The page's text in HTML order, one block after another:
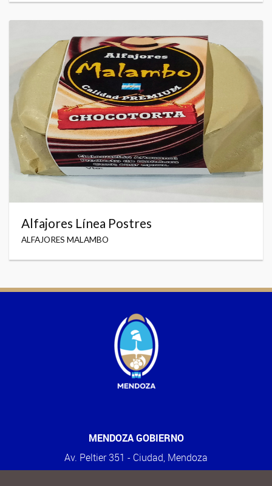
Alfajores Línea Postres
ALFAJORES MALAMBO
MENDOZA GOBIERNO
Av. Peltier 351 - Ciudad, Mendoza